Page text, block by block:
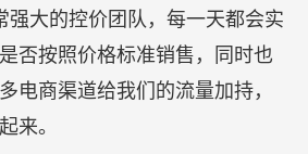
强大的控价团队，每一天都会实
否按照价格标准销售，同时也
电商渠道给我们的流量加持，
来。